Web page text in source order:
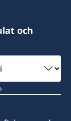
pass.
och